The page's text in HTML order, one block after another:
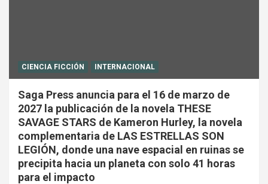
CIENCIA FICCIÓN INTERNACIONAL
Saga Press anuncia para el 16 de marzo de
2027 la publicación de la novela THESE
SAVAGE STARS de Kameron Hurley, la novela
complementaria de LAS ESTRELLAS SON
LEGIÓN, donde una nave espacial en ruinas se
precipita hacia un planeta con solo 41 horas
para el impacto